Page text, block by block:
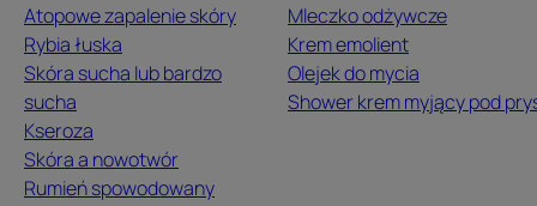
Atopowe zapalenie skóry
Rybia łuska
Skóra sucha lub bardzo
sucha
Kseroza
Skóra a nowotwór
Rumień spowodowany
Mleczko odżywcze
Krem emolient
Olejek do mycia
Shower krem myjący pod